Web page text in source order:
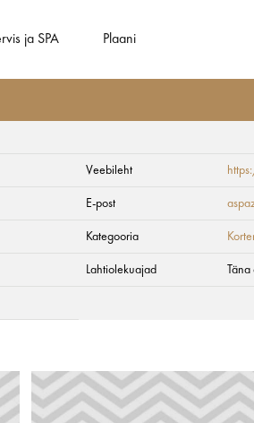
ja SPA Plaani
Veebileht
E-post
Kategooria
Lahtiolekuajad